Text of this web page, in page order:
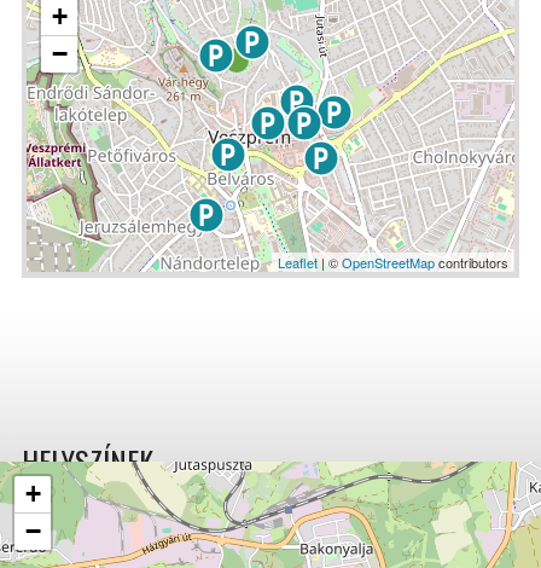
+
−
Leaflet| ©OpenStreetMapcontributors
+
−
HELYSZÍNEK